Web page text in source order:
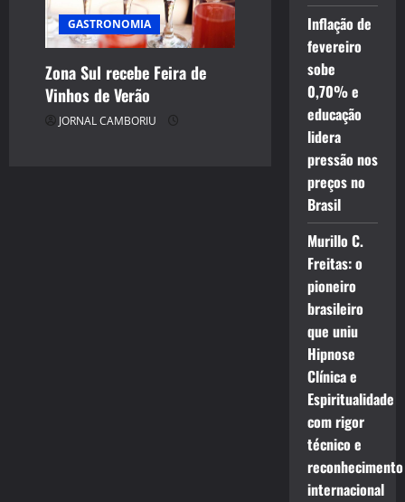
GASTRONOMIA
Zona Sul recebe Feira de
Vinhos de Verão
JORNAL CAMBORIU
Inflação de
fevereiro
sobe
0,70% e
educação
lidera
pressão nos
preços no
Brasil
Murillo C.
Freitas: o
pioneiro
brasileiro
que uniu
Hipnose
Clínica e
Espiritualidade
com rigor
técnico e
reconhecimento
internacional